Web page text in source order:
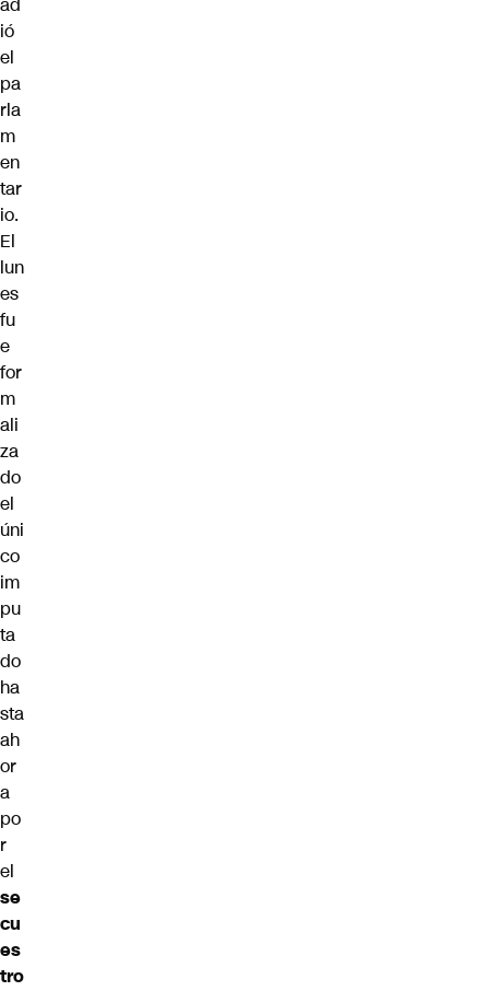
ió
el
pa
rla
m
en
tar
io.
El
lun
es
fu
e
for
m
ali
za
do
el
úni
co
im
pu
ta
do
ha
sta
ah
or
a
po
r
el
se
cu
es
tro